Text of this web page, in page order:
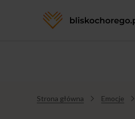
Strona główna Emocje